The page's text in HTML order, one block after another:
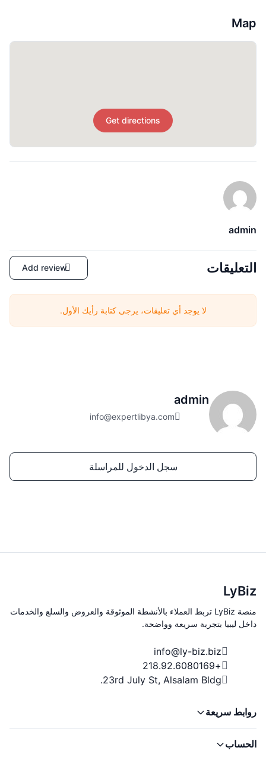
Map
Get directions
admin
التعليقات Add review
لا يوجد أي تعليقات، يرجى كتابة رأيك الأول.
admin
info@expertlibya.com
سجل الدخول للمراسلة
LyBiz
منصة LyBiz تربط العملاء بالأنشطة الموثوقة والعروض والسلع والخدمات
داخل ليبيا بتجربة سريعة وواضحة.
info@ly-biz.biz
+218.92.6080169
23rd July St, Alsalam Bldg.
روابط سريعة
الحساب